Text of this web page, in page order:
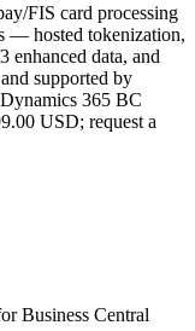
FIS card processing
— hosted tokenization,
enhanced data, and
supported by
365 BC
USD; request a
Business Central